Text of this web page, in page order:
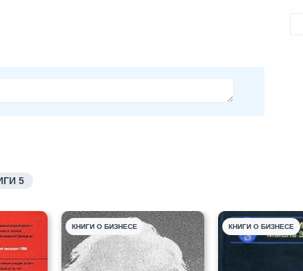
5
КНИГИ О БИЗНЕСЕ КНИГИ О БИЗНЕСЕ